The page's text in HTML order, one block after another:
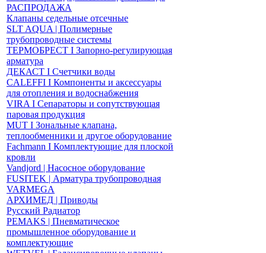
РАСПРОДАЖА
Клапаны седельные отсечные
SLT AQUA | Полимерные
трубопроводные системы
ТЕРМОБРЕСТ І Запорно-регулирующая
арматура
ДЕКАСТ І Счетчики воды
CALEFFI І Компоненты и аксессуары
для отопления и водоснабжения
VIRA І Сепараторы и сопутствующая
паровая продукция
MUT І Зональные клапана,
теплообменники и другое оборудование
Fachmann І Комплектующие для плоской
кровли
Vandjord | Насосное оборудование
FUSITEK | Арматура трубопроводная
VARMEGA
АРХИМЕД | Приводы
Русский Радиатор
PEMAKS | Пневматическое
промышленное оборудование и
комплектующие